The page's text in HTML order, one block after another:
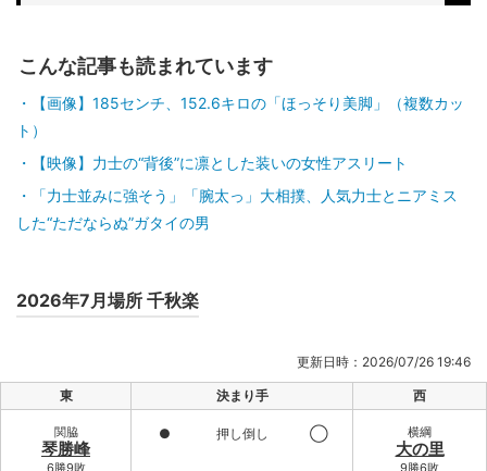
こんな記事も読まれています
【画像】185センチ、152.6キロの「ほっそり美脚」（複数カッ
ト）
【映像】力士の“背後”に凛とした装いの女性アスリート
「力士並みに強そう」「腕太っ」大相撲、人気力士とニアミス
した“ただならぬ”ガタイの男
2026年7月場所 千秋楽
更新日時：2026/07/26 19:46
東 決まり手 西
関脇
琴勝峰
6勝9敗
● 押し倒し ◯ 横綱
大の里
9勝6敗